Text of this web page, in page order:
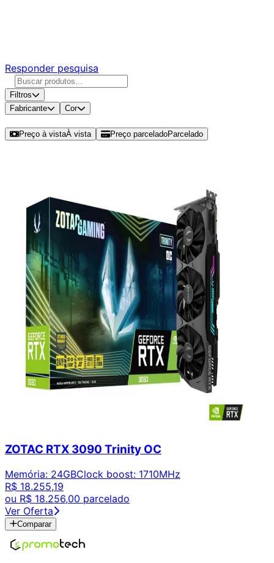
Responder pesquisa
Filtros
Fabricante
Cor
Preço à vistaÀ vista Preço parceladoParcelado
ZOTAC RTX 3090 Trinity OC
Memória: 24GBClock boost: 1710MHz
R$ 18.255,19
ou R$ 18.256,00 parcelado
Ver Oferta
Comparar